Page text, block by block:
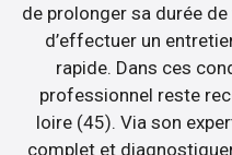
de prolonger sa durée
d’effectuer un
rapide. Dans ces
professionnel reste
loire (45). Via son
complet et